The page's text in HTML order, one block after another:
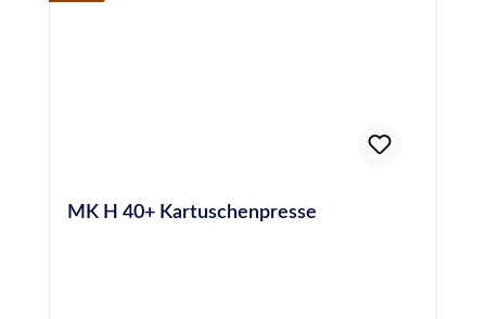
MK H 40+ Kartuschenpresse